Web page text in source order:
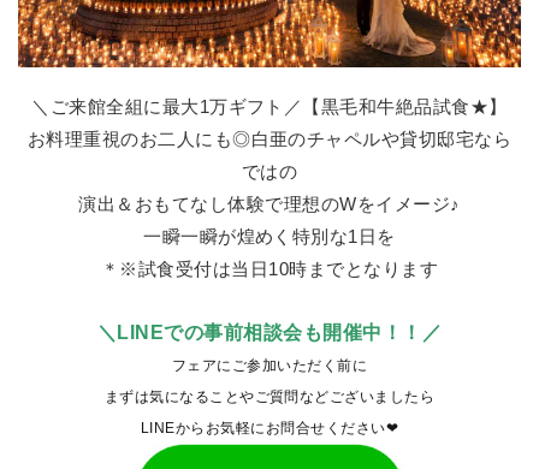
＼ご来館全組に最大1万ギフト／【黒毛和牛絶品試食★】
お料理重視のお二人にも◎白亜のチャペルや貸切邸宅なら
ではの
演出＆おもてなし体験で理想のWをイメージ♪
一瞬一瞬が煌めく特別な1日を
＊※試食受付は当日10時までとなります
＼LINEでの事前相談会も開催中！！／
フェアにご参加いただく前に
まずは気になることやご質問などございましたら
LINEからお気軽にお問合せください❤